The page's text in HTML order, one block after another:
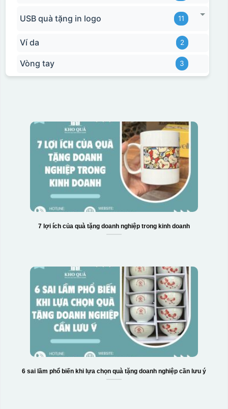
USB quà tặng in logo 11
Ví da 2
Vòng tay 3
7 lợi ích của quà tặng doanh nghiệp trong kinh doanh
6 sai lầm phổ biến khi lựa chọn quà tặng doanh nghiệp cần lưu ý